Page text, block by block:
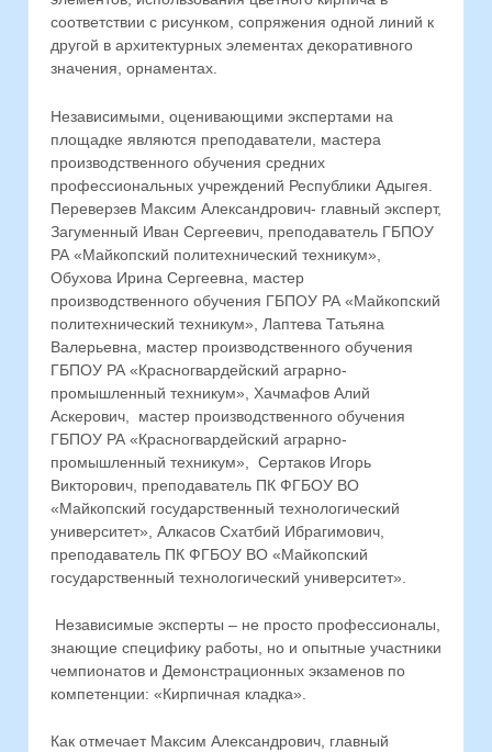
соответствии с рисунком, сопряжения одной линий к
другой в архитектурных элементах декоративного
значения, орнаментах.
Независимыми, оценивающими экспертами на
площадке являются преподаватели, мастера
производственного обучения средних
профессиональных учреждений Республики Адыгея.
Переверзев Максим Александрович- главный эксперт,
Загуменный Иван Сергеевич, преподаватель ГБПОУ
РА «Майкопский политехнический техникум»,
Обухова Ирина Сергеевна, мастер
производственного обучения ГБПОУ РА «Майкопский
политехнический техникум», Лаптева Татьяна
Валерьевна, мастер производственного обучения
ГБПОУ РА «Красногвардейский аграрно-
промышленный техникум», Хачмафов Алий
Аскерович, мастер производственного обучения
ГБПОУ РА «Красногвардейский аграрно-
промышленный техникум», Сертаков Игорь
Викторович, преподаватель ПК ФГБОУ ВО
«Майкопский государственный технологический
университет», Алкасов Схатбий Ибрагимович,
преподаватель ПК ФГБОУ ВО «Майкопский
государственный технологический университет».
Независимые эксперты – не просто профессионалы,
знающие специфику работы, но и опытные участники
чемпионатов и Демонстрационных экзаменов по
компетенции: «Кирпичная кладка».
Как отмечает Максим Александрович, главный